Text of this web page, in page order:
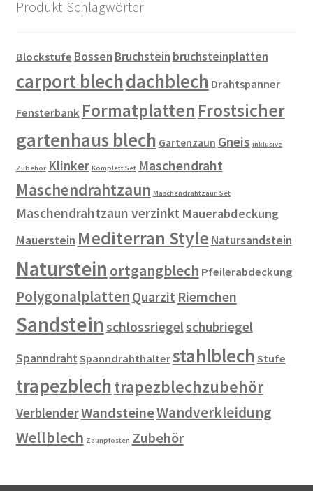
Produkt-Schlagwörter
Blockstufe Bossen Bruchstein bruchsteinplatten
carport blechdachblech Drahtspanner
Fensterbank Formatplatten Frostsicher
gartenhaus blech Gartenzaun Gneis inklusive
Zubehör Klinker Komplett Set Maschendraht
Maschendrahtzaun Maschendrahtzaun Set
Maschendrahtzaun verzinkt Mauerabdeckung
Mauerstein Mediterran Style Natursandstein
Naturstein ortgangblech Pfeilerabdeckung
Polygonalplatten Quarzit Riemchen
Sandsteinschlossriegelschubriegel
SpanndrahtSpanndrahthalterstahlblechStufe
trapezblechtrapezblechzubehör
VerblenderWandsteineWandverkleidung
Wellblech Zaunpfosten Zubehör